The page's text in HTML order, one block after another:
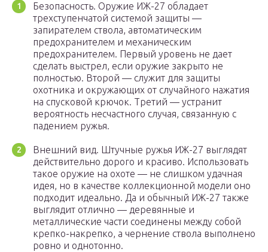
Безопасность. Оружие ИЖ-27 обладает
трехступенчатой системой защиты —
запирателем ствола, автоматическим
предохранителем и механическим
предохранителем. Первый уровень не дает
сделать выстрел, если оружие закрыто не
полностью. Второй — служит для защиты
охотника и окружающих от случайного нажатия
на спусковой крючок. Третий — устранит
вероятность несчастного случая, связанную с
падением ружья.
Внешний вид. Штучные ружья ИЖ-27 выглядят
действительно дорого и красиво. Использовать
такое оружие на охоте — не слишком удачная
идея, но в качестве коллекционной модели оно
подходит идеально. Да и обычный ИЖ-27 также
выглядит отлично — деревянные и
металлические части соединены между собой
крепко-накрепко, а чернение ствола выполнено
ровно и однотонно.